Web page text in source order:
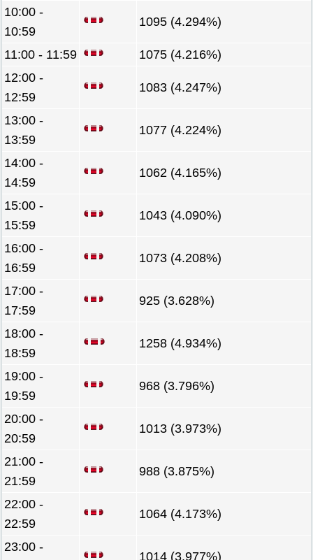
10:00 -
10:59
1095 (4.294%)
11:00 - 11:59
1075 (4.216%)
12:00 -
12:59
1083 (4.247%)
13:00 -
13:59
1077 (4.224%)
14:00 -
14:59
1062 (4.165%)
15:00 -
15:59
1043 (4.090%)
16:00 -
16:59
1073 (4.208%)
17:00 -
17:59
925 (3.628%)
18:00 -
18:59
1258 (4.934%)
19:00 -
19:59
968 (3.796%)
20:00 -
20:59
1013 (3.973%)
21:00 -
21:59
988 (3.875%)
22:00 -
22:59
1064 (4.173%)
23:00 -
1014 (3.977%)